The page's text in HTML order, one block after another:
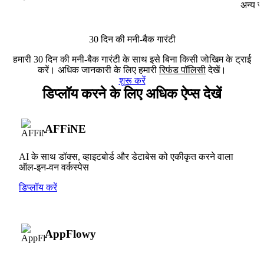
अन्य
30 दिन की मनी-बैक गारंटी
हमारी 30 दिन की मनी-बैक गारंटी के साथ इसे बिना किसी जोखिम के ट्राई
करें। अधिक जानकारी के लिए हमारीरिफंड पॉलिसीदेखें।
शुरू करें
डिप्लॉय करने के लिए अधिक ऐप्स देखें
AFFiNE
AI के साथ डॉक्स, व्हाइटबोर्ड और डेटाबेस को एकीकृत करने वाला
ऑल-इन-वन वर्कस्पेस
डिप्लॉय करें
AppFlowy